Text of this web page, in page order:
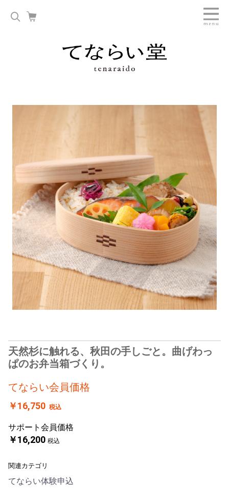
天然杉に触れる、秋田の手しごと。曲げわっ
ぱのお弁当箱づくり。
てならい会員価格
￥16,750 税込
サポート会員価格
￥16,200 税込
関連カテゴリ
てならい体験申込